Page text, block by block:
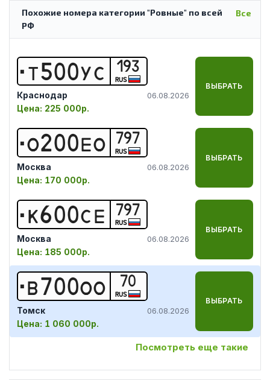
Все
Похожие номера категории "Ровные" по всей
РФ
Т500УС 193
RUS
Краснодар 06.08.2026
Цена: 225 000р.
ВЫБРАТЬ
О200ЕО 797
RUS
Москва 06.08.2026
Цена: 170 000р.
ВЫБРАТЬ
К600С Е 797
RUS
Москва 06.08.2026
Цена: 185 000р.
ВЫБРАТЬ
В700ОО 70
RUS
Томск 06.08.2026
Цена: 1 060 000р.
ВЫБРАТЬ
Посмотреть еще такие